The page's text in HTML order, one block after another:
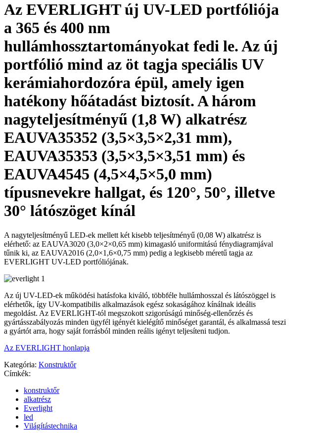
Az EVERLIGHT új UV-LED portfóliója
a 365 és 400 nm
hullámhossztartományokat fedi le. Az új
portfólió mind az öt tagja speciális UV
kerámiahordozóra épül, amely igen
hatékony hőátadást biztosít. A három
nagyteljesítményű (1,8 W) alkatrész
EAUVA35352 (3,5×3,5×2,31 mm),
EAUVA35353 (3,5×3,5×3,51 mm) és
EAUVA4545 (4,5×4,5×5,0 mm)
típusnevekre hallgat, és 120°, 50°, illetve
30° látószöget kínál
A nagyteljesítményű LED-ek mellett két kisebb teljesítményű (0,08 W) alkatrész is
elérhető: az EAUVA3020 (3,0×2×0,65 mm) kimagasló uniformitású fénydiagramjával
tűnik ki, az EAUVA2016 (2,0×1,6×0,75 mm) pedig a legkisebb méretű tagja az
EVERLIGHT UV-LED portfóliójának.
Az új UV-LED-ek működési hatásfoka kiváló, többféle hullámhosszal és látószöggel is
elérhetők, így UV-kompatibilis alkalmazások egész sokaságához kínálnak ideális
megoldást. Az EVERLIGHT-tól megszokott szigorúságú minőség-ellenőrzés és
gyártásszabályozás minden ügyfél igényét kielégítő minőséget garantál, és alkalmassá teszi
a gyártót arra, hogy saját forrásból minden reális igényt teljesíteni tudjon.
Az EVERLIGHT honlapja
Kategória: Konstruktőr
Címkék:
konstruktőr
alkatrész
Everlight
led
Világítástechnika